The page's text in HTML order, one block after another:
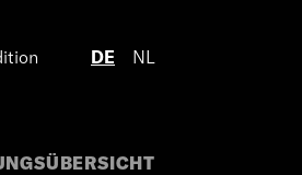
DE NL